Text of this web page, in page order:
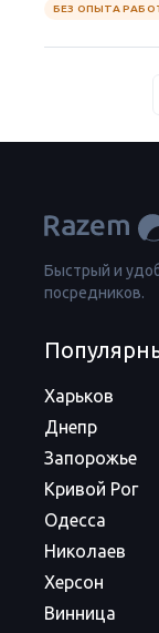
БЕЗ ОПЫТА
Быстрый и
посредников.
Харьков
Днепр
Запорожье
Кривой Рог
Одесса
Николаев
Херсон
Винница